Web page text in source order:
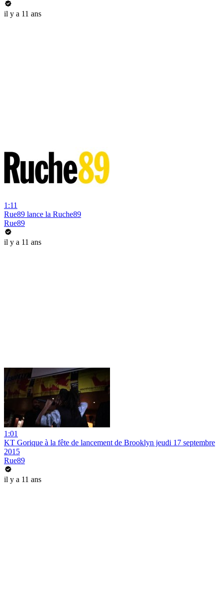
il y a 11 ans
1:11
Rue89 lance la Ruche89
Rue89
il y a 11 ans
1:01
KT Gorique à la fête de lancement de Brooklyn jeudi 17 septembre
2015
Rue89
il y a 11 ans